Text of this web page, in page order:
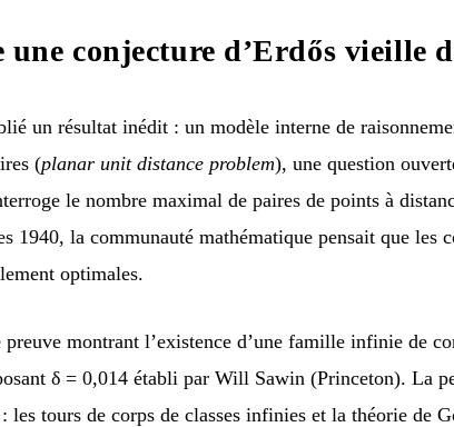
conjecture d’Erdős vieille
un résultat inédit : un modèle interne de
(planar unit distance problem), une question
le nombre maximal de paires de points à
1940, la communauté mathématique pensait que les
optimales.
montrant l’existence d’une famille infinie de
δ = 0,014 établi par Will Sawin (Princeton). La
les tours de corps de classes infinies et la théorie de